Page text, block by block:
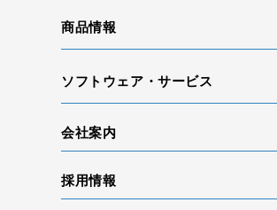
商品情報
ソフトウェア・サービス
会社案内
採用情報